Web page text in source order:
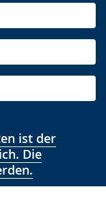
ist der
Die